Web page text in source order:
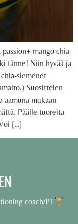
mango chia-
tänne! Niin hyvää ja
siemenet
Suosittelen
aamuna mukaan
Päälle tuoreita
[…]
coach/PT